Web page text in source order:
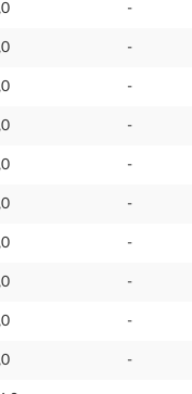
-
-
-
-
-
-
-
-
-
-